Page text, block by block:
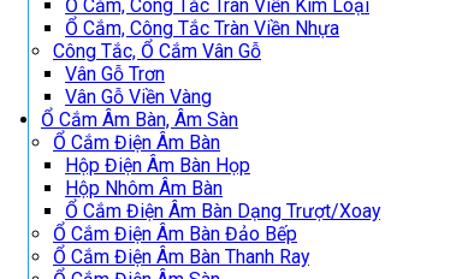
Ổ Cắm, Công Tắc Tràn Viền Kim Loại
Ổ Cắm, Công Tắc Tràn Viền Nhựa
Công Tắc, Ổ Cắm Vân Gỗ
Vân Gỗ Trơn
Vân Gỗ Viền Vàng
Ổ Cắm Âm Bàn, Âm Sàn
Ổ Cắm Điện Âm Bàn
Hộp Điện Âm Bàn Họp
Hộp Nhôm Âm Bàn
Ổ Cắm Điện Âm Bàn Dạng Trượt/Xoay
Ổ Cắm Điện Âm Bàn Đảo Bếp
Ổ Cắm Điện Âm Bàn Thanh Ray